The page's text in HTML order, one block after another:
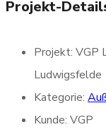
Projekt-
Projekt: VGP
Ludwigsfelde
Kategorie:
Kunde: VGP